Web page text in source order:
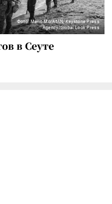
Фото: Mario MorAfAN/Keystone Press
Agency/Global Look Press
в Сеуте